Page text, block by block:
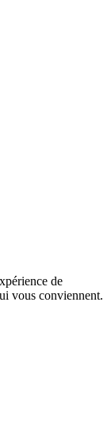
de
vous conviennent.